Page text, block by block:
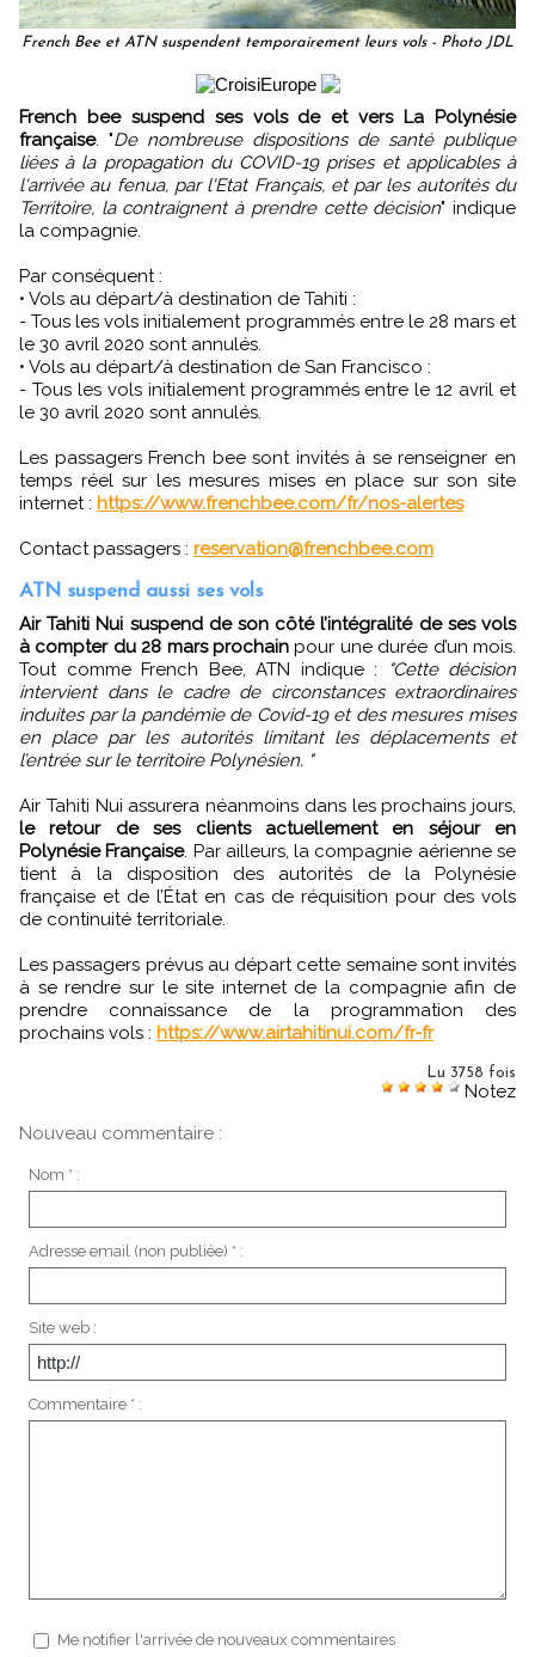
French Bee et ATN suspendent temporairement leurs vols - Photo JDL
French bee suspend ses vols de et vers La Polynésie
française. "De nombreuse dispositions de santé publique
liées à la propagation du COVID-19 prises et applicables à
l'arrivée au fenua, par l'Etat Français, et par les autorités du
Territoire, la contraignent à prendre cette décision" indique
la compagnie.
Par conséquent :
• Vols au départ/à destination de Tahiti :
- Tous les vols initialement programmés entre le 28 mars et
le 30 avril 2020 sont annulés.
• Vols au départ/à destination de San Francisco :
- Tous les vols initialement programmés entre le 12 avril et
le 30 avril 2020 sont annulés.
Les passagers French bee sont invités à se renseigner en
temps réel sur les mesures mises en place sur son site
internet : https://www.frenchbee.com/fr/nos-alertes
Contact passagers : reservation@frenchbee.com
ATN suspend aussi ses vols
Air Tahiti Nui suspend de son côté l’intégralité de ses vols
à compter du 28 mars prochain pour une durée d’un mois.
Tout comme French Bee, ATN indique :
"Cette décision
intervient dans le cadre de circonstances extraordinaires
induites par la pandémie de Covid-19 et des mesures mises
en place par les autorités limitant les déplacements et
l’entrée sur le territoire Polynésien. "
Air Tahiti Nui assurera néanmoins dans les prochains jours,
le retour de ses clients actuellement en séjour en
Polynésie Française. Par ailleurs, la compagnie aérienne se
tient à la disposition des autorités de la Polynésie
française et de l’État en cas de réquisition pour des vols
de continuité territoriale.
Les passagers prévus au départ cette semaine sont invités
à se rendre sur le site internet de la compagnie afin de
prendre connaissance de la programmation des
prochains vols : https://www.airtahitinui.com/fr-fr
Lu 3758 fois
Notez
Nouveau commentaire :
Nom * :
Adresse email (non publiée) * :
Site web :
Commentaire * :
Me notifier l'arrivée de nouveaux commentaires